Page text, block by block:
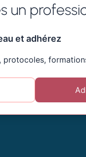
un
et adhérez
protocoles,